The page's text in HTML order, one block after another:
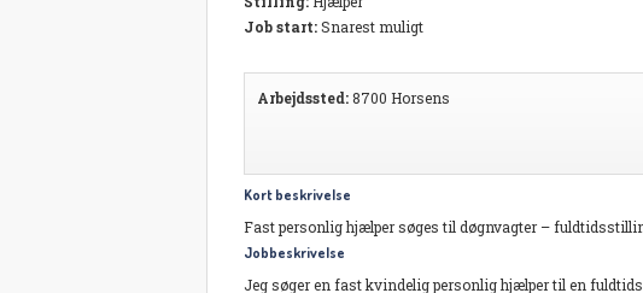
Job start:Snarest muligt
Arbejdssted:8700 Horsens
Kort beskrivelse
Fast personlig hjælper søges til døgnvagter –
Jobbeskrivelse
Jeg søger en fast kvindelig personlig hjælper til en